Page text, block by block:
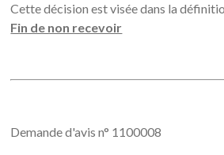
Cette décision est visée dans la
Fin de non recevoir
Demande d'avis n° 1100008